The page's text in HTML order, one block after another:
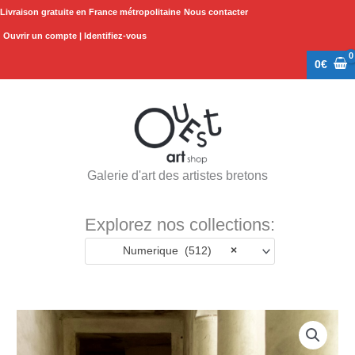
Aller
Livraison gratuite en France métropolitaine Nous contacter
Ouvrir un compte | Identifiez-vous
0€
Galerie d'art des artistes bretons
Explorez nos collections:
×
Numerique (512)